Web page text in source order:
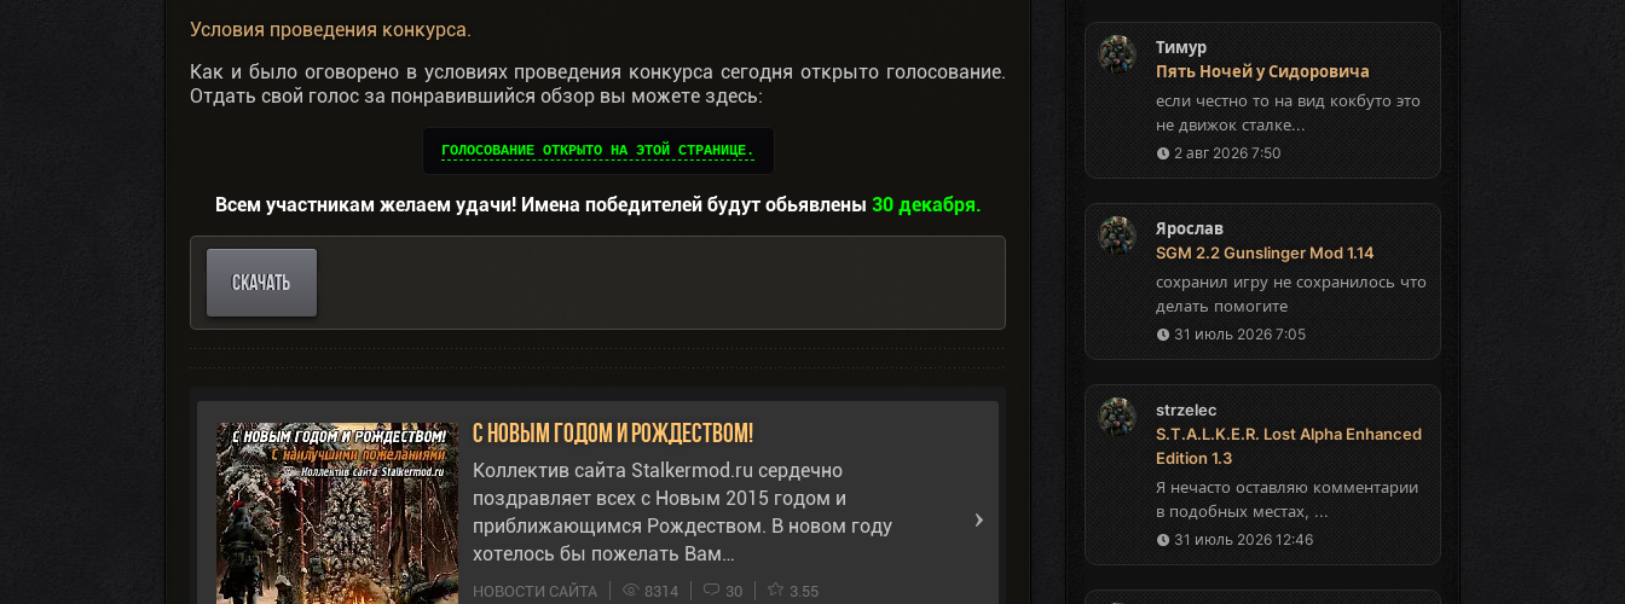
Условия проведения конкурса.
Как и было оговорено в условиях проведения конкурса сегодня открыто голосование.
Отдать свой голос за понравившийся обзор вы можете здесь:
ГОЛОСОВАНИЕ ОТКРЫТО НА ЭТОЙ СТРАНИЦЕ.
Всем участникам желаем удачи! Имена победителей будут обьявлены 30 декабря.
СКАЧАТЬ
С Новым годом и Рождеством!
Коллектив сайта Stalkermod.ru сердечно
поздравляет всех с Новым 2015 годом и
приближающимся Рождеством. В новом году
хотелось бы пожелать Вам…
НОВОСТИ САЙТА 8314 30 3.55
Тимур
Пять Ночей у Сидоровича
если честно то на вид кокбуто это
не движок сталке...
2 авг 2026 7:50
Ярослав
SGM 2.2 Gunslinger Mod 1.14
сохранил игру не сохранилось что
делать помогите
31 июль 2026 7:05
strzelec
S.T.A.L.K.E.R. Lost Alpha Enhanced
Edition 1.3
Я нечасто оставляю комментарии
в подобных местах, ...
31 июль 2026 12:46